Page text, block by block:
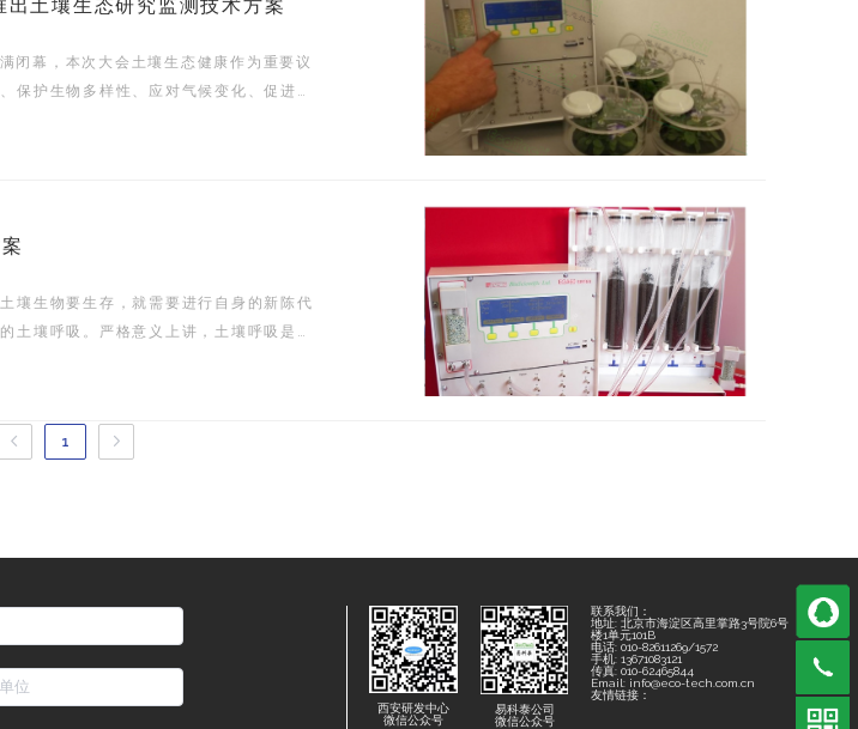
土壤生态研究监测技术方案
闭幕，本次大会土壤生态健康作为重要议
保护生物多样性、应对气候变化、促进农
壤生物要生存，就需要进行自身的新陈代
土壤呼吸。严格意义上讲，土壤呼吸是指
1
西安研发中心
微信公众号
易科泰公司
微信公众号
联系我们：
地址: 北京市海淀区高里掌路3号院6号
楼1单元101B
电话: 010-82611269/1572
手机: 13671083121
传真: 010-62465844
Email: info@eco-tech.com.cn
友情链接：